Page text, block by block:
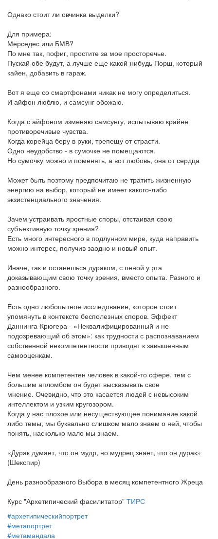
Однако стоит ли овчинка выделки?
Для примера:
Мерседес или БМВ?
По мне так, пофиг, простите за мое просторечье.
Пускай обе будут, а лучше еще какой-нибудь Порш, который
кайен, добавить в гараж.
Вот я еще со смартфонами никак не могу определиться.
И айфон люблю, и самсунг обожаю.
Когда с айфоном изменяю самсунгу, испытываю крайне
противоречивые чувства.
Когда корейца беру в руки, трепещу от страсти.
Одно неудобство - в сумочке не помещаются.
Но сумочку можно и поменять, а вот любовь, она от сердца
Может быть поэтому предпочитаю не тратить жизненную
энергию на выбор, который не имеет какого-либо
экзистенциального значения.
Зачем устраивать яростные споры, отстаивая свою
субъективную точку зрения?
Есть много интересного в подлунном мире, куда направить
можно интерес, получив заодно и новый опыт.
Иначе, так и останешься дураком, с пеной у рта
доказывающим свою точку зрения, вместо опыта. Разного и
разнообразного.
Есть одно любопытное исследование, которое стоит
упомянуть в контексте бесполезных споров. Эффект
Даннинга-Крюгера - «Неквалифицированный и не
подозревающий об этом»: как трудности с распознаванием
собственной некомпетентности приводят к завышенным
самооценкам.
Чем менее компетентен человек в какой-то сфере, тем с
большим апломбом он будет высказывать свое
мнение. Очевидно, что это касается людей с невысоким
интеллектом и узким кругозором.
Когда у нас плохое или несуществующее понимание какой
либо темы, мы буквально слишком мало знаем о ней, чтобы
понять, насколько мало мы знаем.
«Дурак думает, что он мудр, но мудрец знает, что он дурак»
(Шекспир)
День разнообразного Выбора в месяц компетентного Жреца
Курс "Архетипический фасилитатор" ТИРС
#архетипическийпортрет
#метапортрет
#метамандала